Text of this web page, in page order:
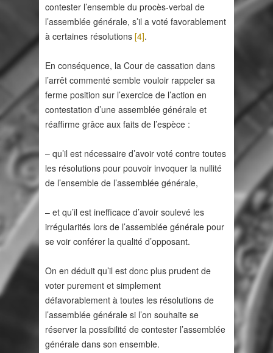
contester l’ensemble du procès-verbal de
l’assemblée générale, s’il a voté favorablement
à certaines résolutions [4].
En conséquence, la Cour de cassation dans
l’arrêt commenté semble vouloir rappeler sa
ferme position sur l’exercice de l’action en
contestation d’une assemblée générale et
réaffirme grâce aux faits de l’espèce :
– qu’il est nécessaire d’avoir voté contre toutes
les résolutions pour pouvoir invoquer la nullité
de l’ensemble de l’assemblée générale,
– et qu’il est inefficace d’avoir soulevé les
irrégularités lors de l’assemblée générale pour
se voir conférer la qualité d’opposant.
On en déduit qu’il est donc plus prudent de
voter purement et simplement
défavorablement à toutes les résolutions de
l’assemblée générale si l’on souhaite se
réserver la possibilité de contester l’assemblée
générale dans son ensemble.